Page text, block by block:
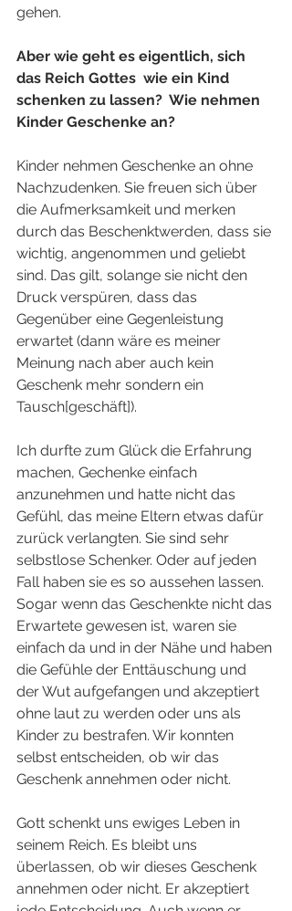
gehen.
Aber wie geht es eigentlich, sich
das Reich Gottes  wie ein Kind
schenken zu lassen?  Wie nehmen
Kinder Geschenke an?
Kinder nehmen Geschenke an ohne
Nachzudenken. Sie freuen sich über
die Aufmerksamkeit und merken
durch das Beschenktwerden, dass sie
wichtig, angenommen und geliebt
sind. Das gilt, solange sie nicht den
Druck verspüren, dass das
Gegenüber eine Gegenleistung
erwartet (dann wäre es meiner
Meinung nach aber auch kein
Geschenk mehr sondern ein
Tausch[geschäft]).
Ich durfte zum Glück die Erfahrung
machen, Gechenke einfach
anzunehmen und hatte nicht das
Gefühl, das meine Eltern etwas dafür
zurück verlangten. Sie sind sehr
selbstlose Schenker. Oder auf jeden
Fall haben sie es so aussehen lassen.
Sogar wenn das Geschenkte nicht das
Erwartete gewesen ist, waren sie
einfach da und in der Nähe und haben
die Gefühle der Enttäuschung und
der Wut aufgefangen und akzeptiert
ohne laut zu werden oder uns als
Kinder zu bestrafen. Wir konnten
selbst entscheiden, ob wir das
Geschenk annehmen oder nicht.
Gott schenkt uns ewiges Leben in
seinem Reich. Es bleibt uns
überlassen, ob wir dieses Geschenk
annehmen oder nicht. Er akzeptiert